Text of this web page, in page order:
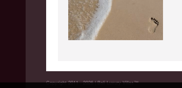
Copyright 2011 - 2026 | Bali Luxury Villas™